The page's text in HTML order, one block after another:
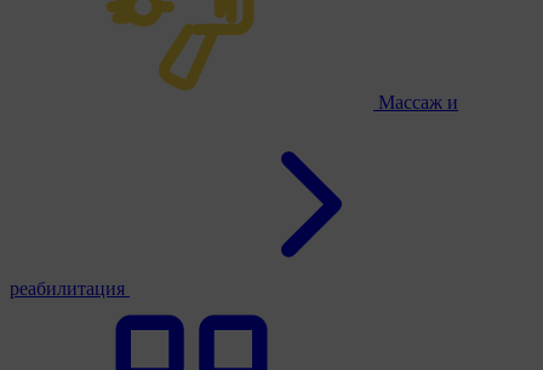
Массаж и
реабилитация